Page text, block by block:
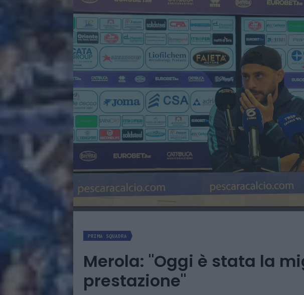
PRIMA SQUADRA
Merola: "Oggi è stata la
prestazione"